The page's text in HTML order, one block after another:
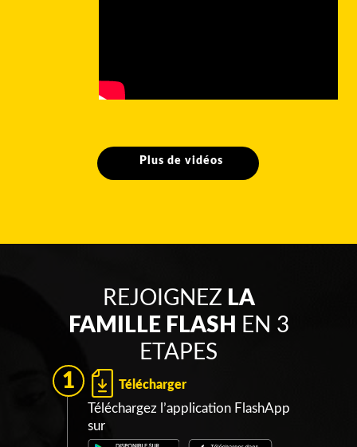
Plus de vidéos
REJOIGNEZ LA
FAMILLE FLASH
EN 3
ETAPES
1
Télécharger
Téléchargez l’application FlashApp
sur